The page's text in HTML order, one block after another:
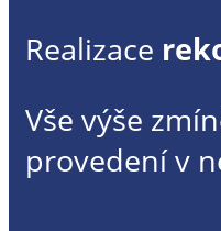
Realizace
Vše výše
provedení v